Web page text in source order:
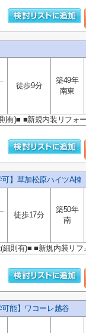
徒歩9分
築49年
南東
有)■ ■新規内装リフォ
可】草加松原ハイツA棟
徒歩17分
築50年
南
則有)■ ■新規内装リフ
可能】ワコーレ越谷